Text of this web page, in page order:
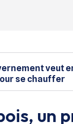
veut
se chauffer
un